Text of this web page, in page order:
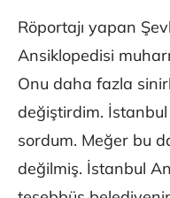
Röportajı yapan
Ansiklopedisi
Onu daha fazla
değiştirdim.
sordum. Meğer bu
değilmiş. İstanbul